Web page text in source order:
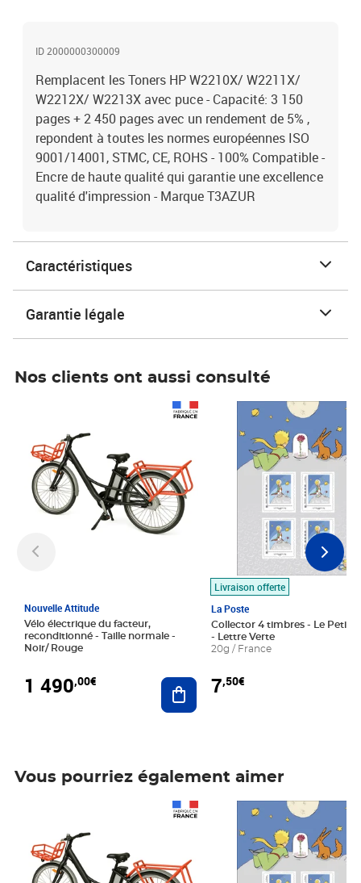
ID 2000000300009
Remplacent les Toners HP W2210X/ W2211X/
W2212X/ W2213X avec puce - Capacité: 3 150
pages + 2 450 pages avec un rendement de 5% ,
repondent à toutes les normes européennes ISO
9001/14001, STMC, CE, ROHS - 100% Compatible -
Encre de haute qualité qui garantie une excellence
qualité d'impression - Marque T3AZUR
Caractéristiques
Garantie légale
Nos clients ont aussi consulté
Nouvelle Attitude
Vélo électrique du facteur,
reconditionné - Taille normale -
Noir/ Rouge
1 490,00€ Ajouter au panier
Livraison offerte
La Poste
Collector 4 timbres - Le Petit
- Lettre Verte
20g / France
7,50€
Prix 7,50€
Vous pourriez également aimer
Prix 7,50€